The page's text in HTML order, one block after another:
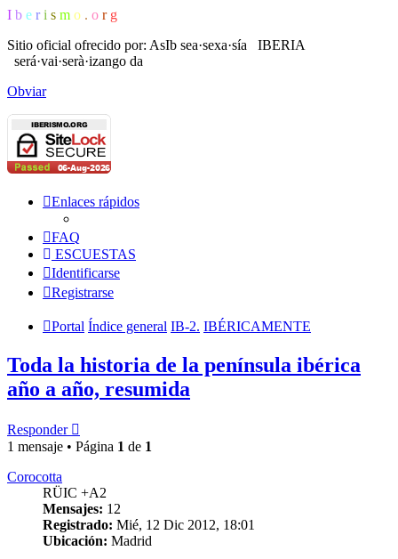
I b e r i s m o . o r g
Sitio oficial ofrecido por: AsIb sea·sexa·sía IBERIA
será·vai·serà·izango da
Obviar
Enlaces rápidos
FAQ
ESCUESTAS
Identificarse
Registrarse
Portal Índice general IB-2. IBÉRICAMENTE
Toda la historia de la península ibérica
año a año, resumida
Responder
1 mensaje • Página 1 de 1
Corocotta
RÜIC +A2
Mensajes: 12
Registrado: Mié, 12 Dic 2012, 18:01
Ubicación: Madrid